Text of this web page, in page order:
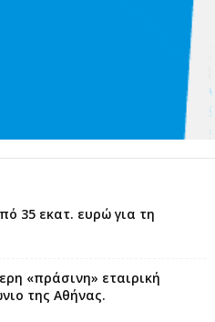
35 εκατ. ευρώ για τη
«πράσινη» εταιρική
της Αθήνας.